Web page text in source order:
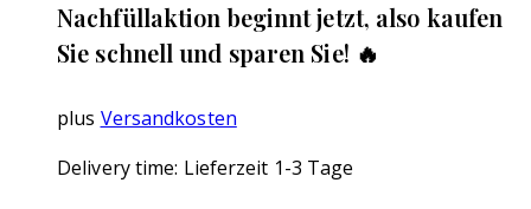
Nachfüllaktion beginnt jetzt, also kaufen
Sie schnell und sparen Sie! 🔥
plus Versandkosten
Delivery time: Lieferzeit 1-3 Tage